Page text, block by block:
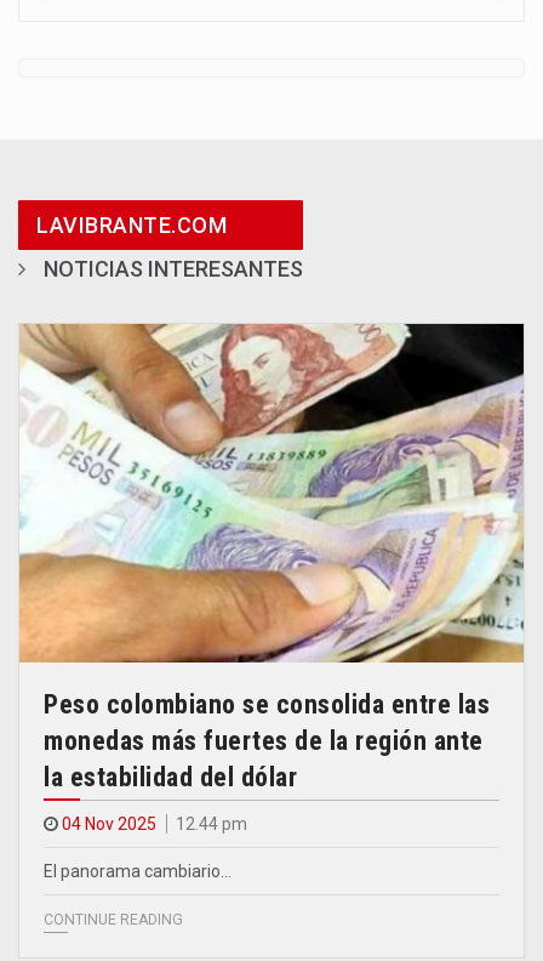
LAVIBRANTE.COM
NOTICIAS INTERESANTES
Peso colombiano se consolida entre las
monedas más fuertes de la región ante
la estabilidad del dólar
04 Nov 2025 12.44 pm
El panorama cambiario…
CONTINUE READING